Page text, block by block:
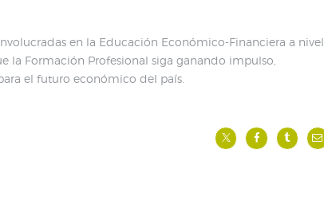
en la Educación Económico-Financiera a nivel
la Formación Profesional siga ganando impulso,
el futuro económico del país.